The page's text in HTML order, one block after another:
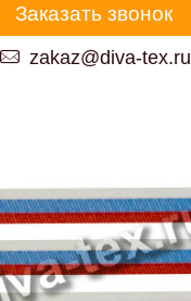
Заказать звонок
zakaz@diva-tex.ru